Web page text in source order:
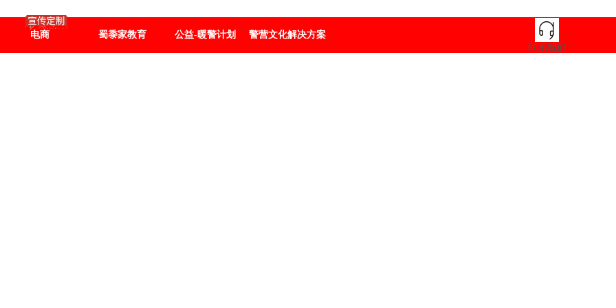
联系我们
电商 蜀黍家教育 公益-暖警计划 警营文化解决方案